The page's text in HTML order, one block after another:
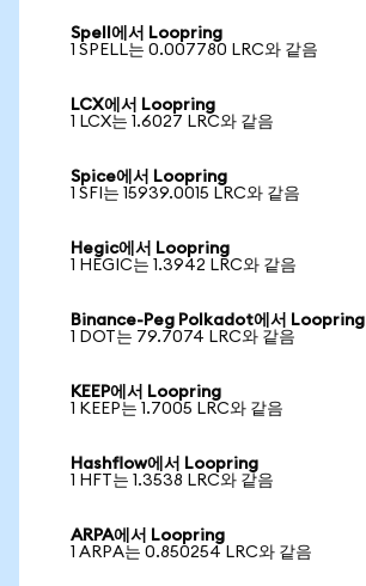
Spell에서 Loopring
1 SPELL는 0.007780 LRC와 같음
LCX에서 Loopring
1 LCX는 1.6027 LRC와 같음
Spice에서 Loopring
1 SFI는 15939.0015 LRC와 같음
Hegic에서 Loopring
1 HEGIC는 1.3942 LRC와 같음
Binance-Peg Polkadot에서 Loopring
1 DOT는 79.7074 LRC와 같음
KEEP에서 Loopring
1 KEEP는 1.7005 LRC와 같음
Hashflow에서 Loopring
1 HFT는 1.3538 LRC와 같음
ARPA에서 Loopring
1 ARPA는 0.850254 LRC와 같음